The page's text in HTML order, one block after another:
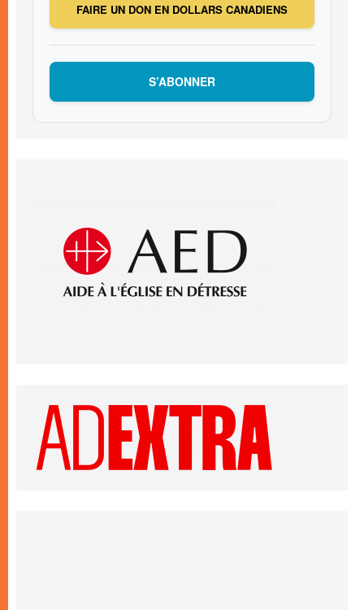
FAIRE UN DON EN DOLLARS CANADIENS
S’ABONNER